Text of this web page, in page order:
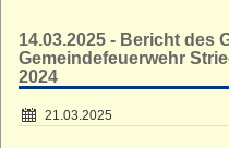
14.03.2025 - Bericht des
Gemeindefeuerwehr
2024
21.03.2025